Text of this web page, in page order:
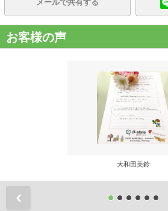
メールで共有する
お客様の声
大和田美鈴